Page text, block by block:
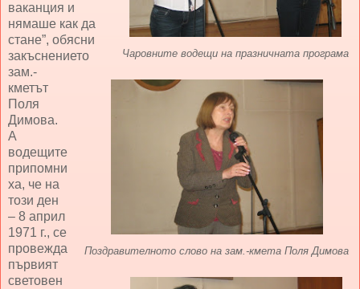
Чаровните водещи на празничната програма
Поздравителното слово на зам.-кмета Поля Димова
ваканция и
нямаше как да
стане”, обясни
закъснението
зам.-
кметът
Поля
Димова.
А
водещите
припомни
ха, че на
този ден
– 8 април
1971 г., се
провежда
първият
световен